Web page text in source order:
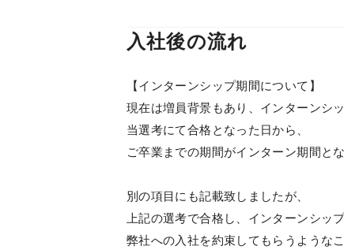
入社後の流れ
【インターンシップ期間について】
現在は増員背景もあり、インターンシ
当選考にて合格となった日から、
ご卒業までの期間がインターン期間とな
別の項目にも記載致しましたが、
上記の選考で合格し、インターンシッ
弊社への入社を約束してもらうようなこ